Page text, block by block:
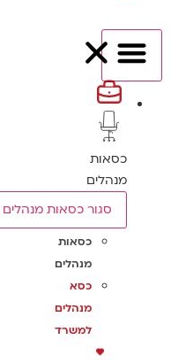
כסאות
מנהלים
סגור כסאות מנהלים
כסאות
מנהלים
כסא
מנהלים
למשרד